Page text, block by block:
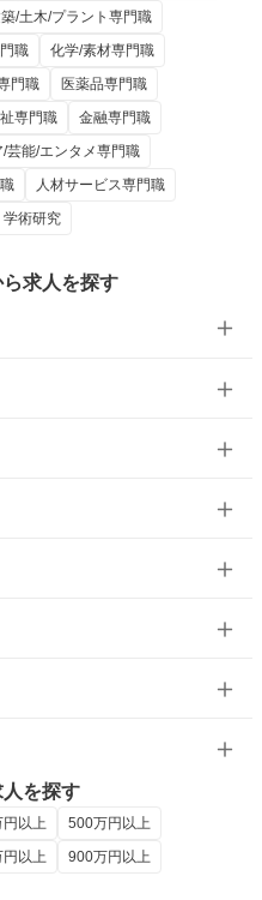
/土木/プラント専門職
職
化学/素材専門職
門職
医薬品専門職
専門職
金融専門職
芸能/エンタメ専門職
人材サービス専門職
学術研究
求人を探す
を探す
以上
500万円以上
以上
900万円以上